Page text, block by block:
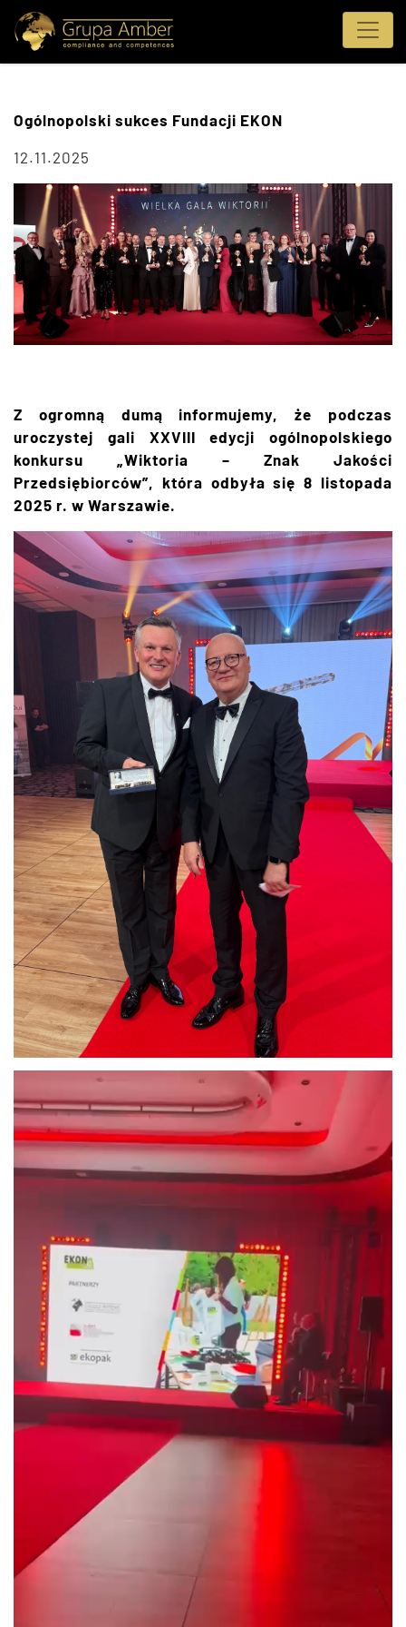
Ogólnopolski sukces Fundacji EKON
12.11.2025
Z ogromną dumą informujemy, że podczas
uroczystej gali XXVIII edycji ogólnopolskiego
konkursu „Wiktoria – Znak Jakości
Przedsiębiorców”, która odbyła się 8 listopada
2025 r. w Warszawie.